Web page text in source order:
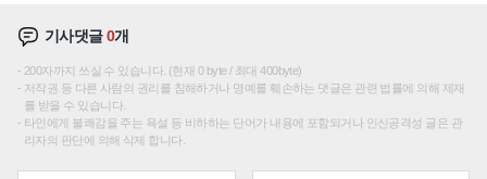
기사댓글0개
200자까지 쓰실 수 있습니다. (현재 0 byte / 최대 400byte)
저작권 등 다른 사람의 권리를 침해하거나 명예를 훼손하는 댓글은 관련 법률에 의해 제재
를 받을 수 있습니다.
타인에게 불쾌감을 주는 욕설 등 비하하는 단어가 내용에 포함되거나 인신공격성 글은 관
리자의 판단에 의해 삭제 합니다.